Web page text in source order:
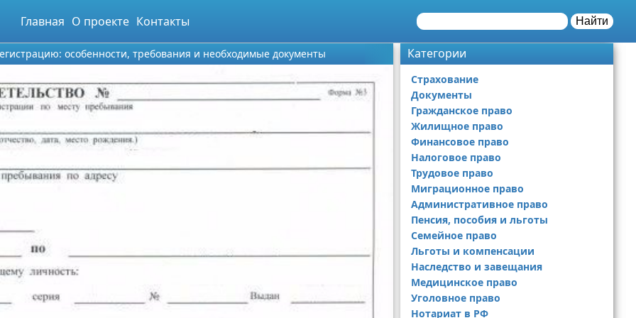
Главная О проекте Контакты Найти
особенности, требования и необходимые документы Категории
Страхование
Документы
Гражданское право
Жилищное право
Финансовое право
Налоговое право
Трудовое право
Миграционное право
Административное право
Пенсия, пособия и льготы
Семейное право
Льготы и компенсации
Наследство и завещания
Медицинское право
Уголовное право
Нотариат в РФ